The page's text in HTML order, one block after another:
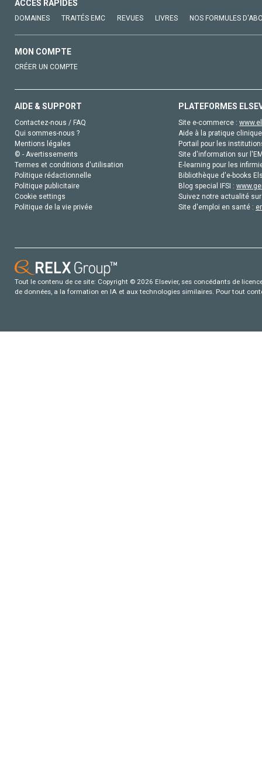
ACCÈS RAPIDES
DOMAINES TRAITÉS EMC REVUES LIVRES NOS FORMULES
MON COMPTE
CRÉER UN COMPTE
AIDE & SUPPORT
Contactez-nous / FAQ
Qui sommes-nous ?
Mentions légales
© - Avertissements
Termes et conditions d'utilisation
Politique rédactionnelle
Politique publicitaire
Cookie settings
Politique de la vie privée
PLATEFORMES
Site e-commerce :
Aide à la pratique
Portail pour les
Site d'information sur
E-learning pour les
Bibliothèque d'e-books
Blog special IFSI :
Suivez notre actualité
Site d'emploi en santé :
Tout le contenu de ce site: Copyright © 2026 Elsevier, ses concédants de
de données, a la formation en IA et aux technologies similaires. Pour tout